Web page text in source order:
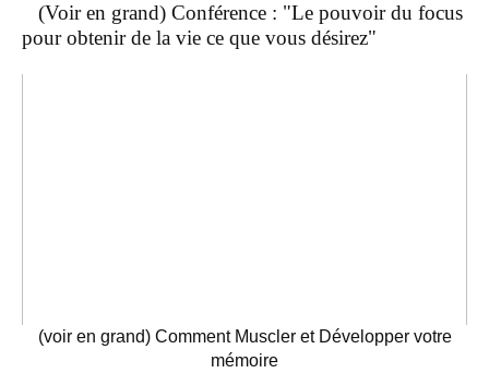
(Voir en grand) Conférence : "Le pouvoir du focus
pour obtenir de la vie ce que vous désirez"
(voir en grand) Comment Muscler et Développer votre
mémoire